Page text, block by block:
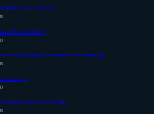
Battlefield 5
Battlefield V
Battlefield 5 начнется в сентябре
выхода
перемен бесплатно